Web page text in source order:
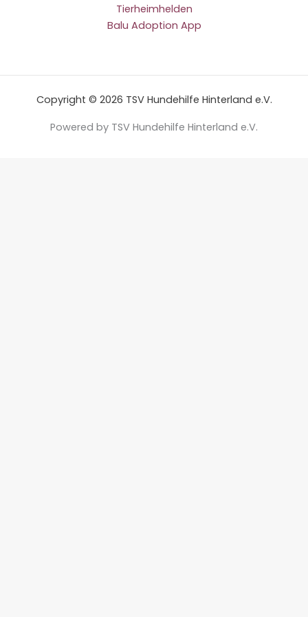
Tierheimhelden
Balu Adoption App
Copyright © 2026 TSV Hundehilfe Hinterland e.V.
Powered by TSV Hundehilfe Hinterland e.V.